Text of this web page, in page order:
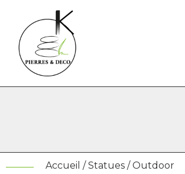
Accueil /Statues / Outdoor